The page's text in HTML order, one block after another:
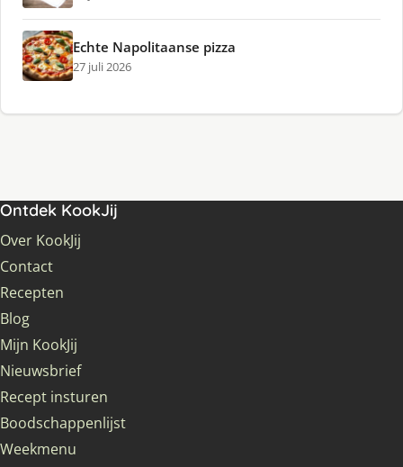
Echte Napolitaanse pizza
27 juli 2026
Ontdek KookJij
Over KookJij
Contact
Recepten
Blog
Mijn KookJij
Nieuwsbrief
Recept insturen
Boodschappenlijst
Weekmenu